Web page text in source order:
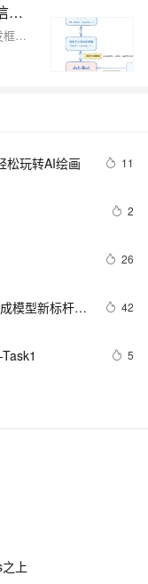
AstrBot：轻松将大模型接入QQ、微信等消息平台，打造多功能AI聊天机器人的开发框架，附详细教程
AstrBot 是一个开源的多平台聊天机器人及开发框架，支持多种大语言模型和消息平台，具备多轮对话、语音转文字等功能。
松玩转AI绘画 11
2
26
模型新标杆，
42
5
建专属“文生
之使用篇
上